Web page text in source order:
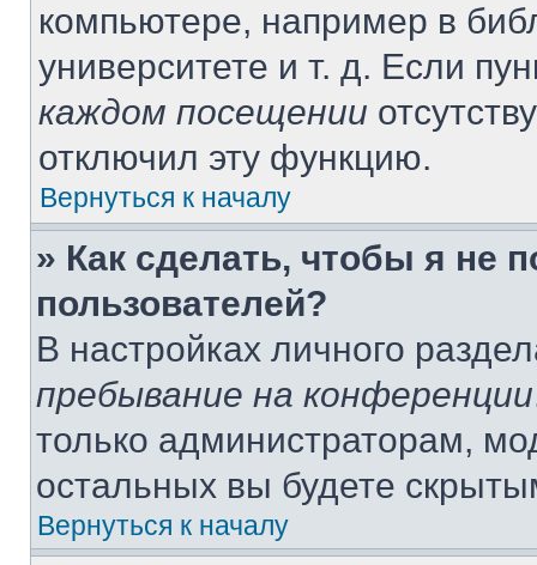
компьютере, например в
университете и т. д. Если
каждом посещении
отключил эту функцию.
Вернуться к началу
» Как сделать, чтобы я не
пользователей?
В настройках личного
пребывание на конференции
только администраторам,
остальных вы будете
Вернуться к началу